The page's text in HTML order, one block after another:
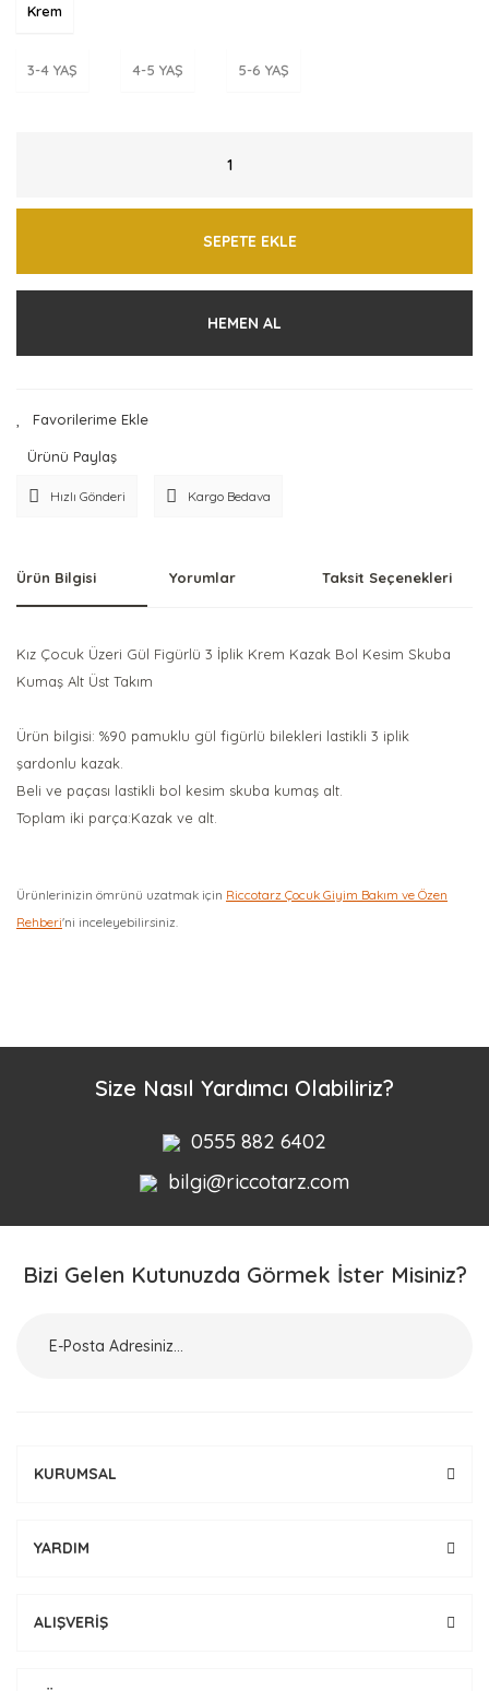
Krem
3-4 YAŞ 4-5 YAŞ 5-6 YAŞ
SEPETE EKLE
HEMEN AL
Ürünü Paylaş
Hızlı Gönderi Kargo Bedava
Ürün Bilgisi Yorumlar Taksit Seçenekleri
Kız Çocuk Üzeri Gül Figürlü 3 İplik Krem Kazak Bol Kesim Skuba
Kumaş Alt Üst Takım
Ürün bilgisi: %90 pamuklu gül figürlü bilekleri lastikli 3 iplik
şardonlu kazak.
Beli ve paçası lastikli bol kesim skuba kumaş alt.
Toplam iki parça:Kazak ve alt.
Ürünlerinizin ömrünü uzatmak için Riccotarz Çocuk Giyim Bakım ve Özen
Rehberi'ni inceleyebilirsiniz.
Size Nasıl Yardımcı Olabiliriz?
0555 882 6402
bilgi@riccotarz.com
Bizi Gelen Kutunuzda Görmek İster Misiniz?
KURUMSAL
YARDIM
ALIŞVERİŞ